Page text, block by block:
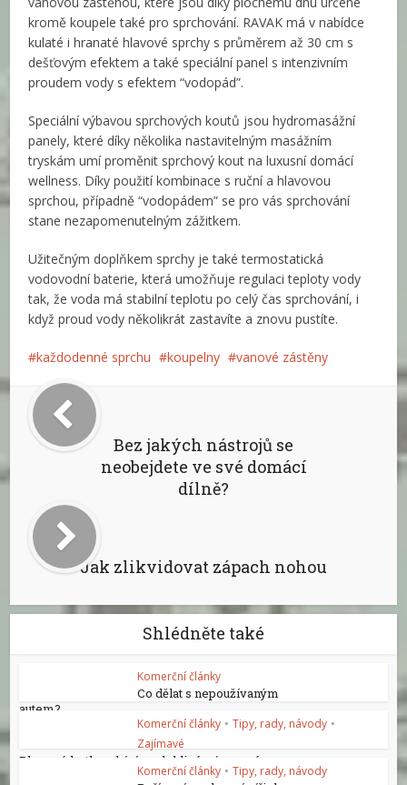
kromě koupele také pro sprchování. RAVAK má v nabídce
kulaté i hranaté hlavové sprchy s průměrem až 30 cm s
dešťovým efektem a také speciální panel s intenzivním
proudem vody s efektem “vodopád”.
Speciální výbavou sprchových koutů jsou hydromasážní
panely, které díky několika nastavitelným masážním
tryskám umí proměnit sprchový kout na luxusní domácí
wellness. Díky použití kombinace s ruční a hlavovou
sprchou, případně “vodopádem” se pro vás sprchování
stane nezapomenutelným zážitkem.
Užitečným doplňkem sprchy je také termostatická
vodovodní baterie, která umožňuje regulaci teploty vody
tak, že voda má stabilní teplotu po celý čas sprchování, i
když proud vody několikrát zastavíte a znovu pustíte.
každodenné sprchu koupelny vanové zástěny
Bez jakých nástrojů se
neobejdete ve své domácí
dílně?
Jak zlikvidovat zápach nohou
Shlédněte také
Komerční články
Co dělat s nepoužívaným
autem?
Komerční články • Tipy, rady, návody •
Zajímavé
Plynové kotle nabízí spolehlivé a úsporné...
Komerční články • Tipy, rady, návody